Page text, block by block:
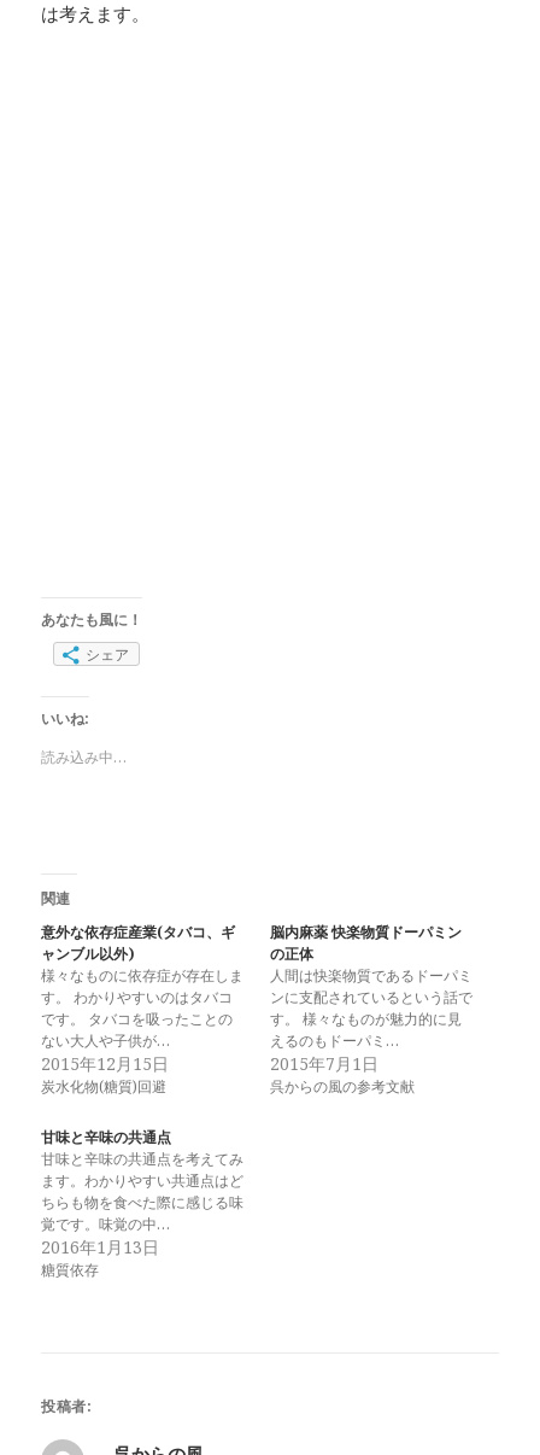
は考えます。
あなたも風に！
シェア
いいね:
読み込み中…
関連
意外な依存症産業(タバコ、ギ
ャンブル以外)
様々なものに依存症が存在しま
す。 わかりやすいのはタバコ
です。 タバコを吸ったことの
ない大人や子供が…
2015年12月15日
炭水化物(糖質)回避
脳内麻薬 快楽物質ドーパミン
の正体
人間は快楽物質であるドーパミ
ンに支配されているという話で
す。 様々なものが魅力的に見
えるのもドーパミ…
2015年7月1日
呉からの風の参考文献
甘味と辛味の共通点
甘味と辛味の共通点を考えてみ
ます。わかりやすい共通点はど
ちらも物を食べた際に感じる味
覚です。味覚の中…
2016年1月13日
糖質依存
投稿者: